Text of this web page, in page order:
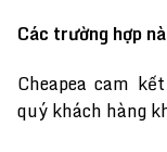
Các trường hợp
Cheapea cam
quý khách hàng